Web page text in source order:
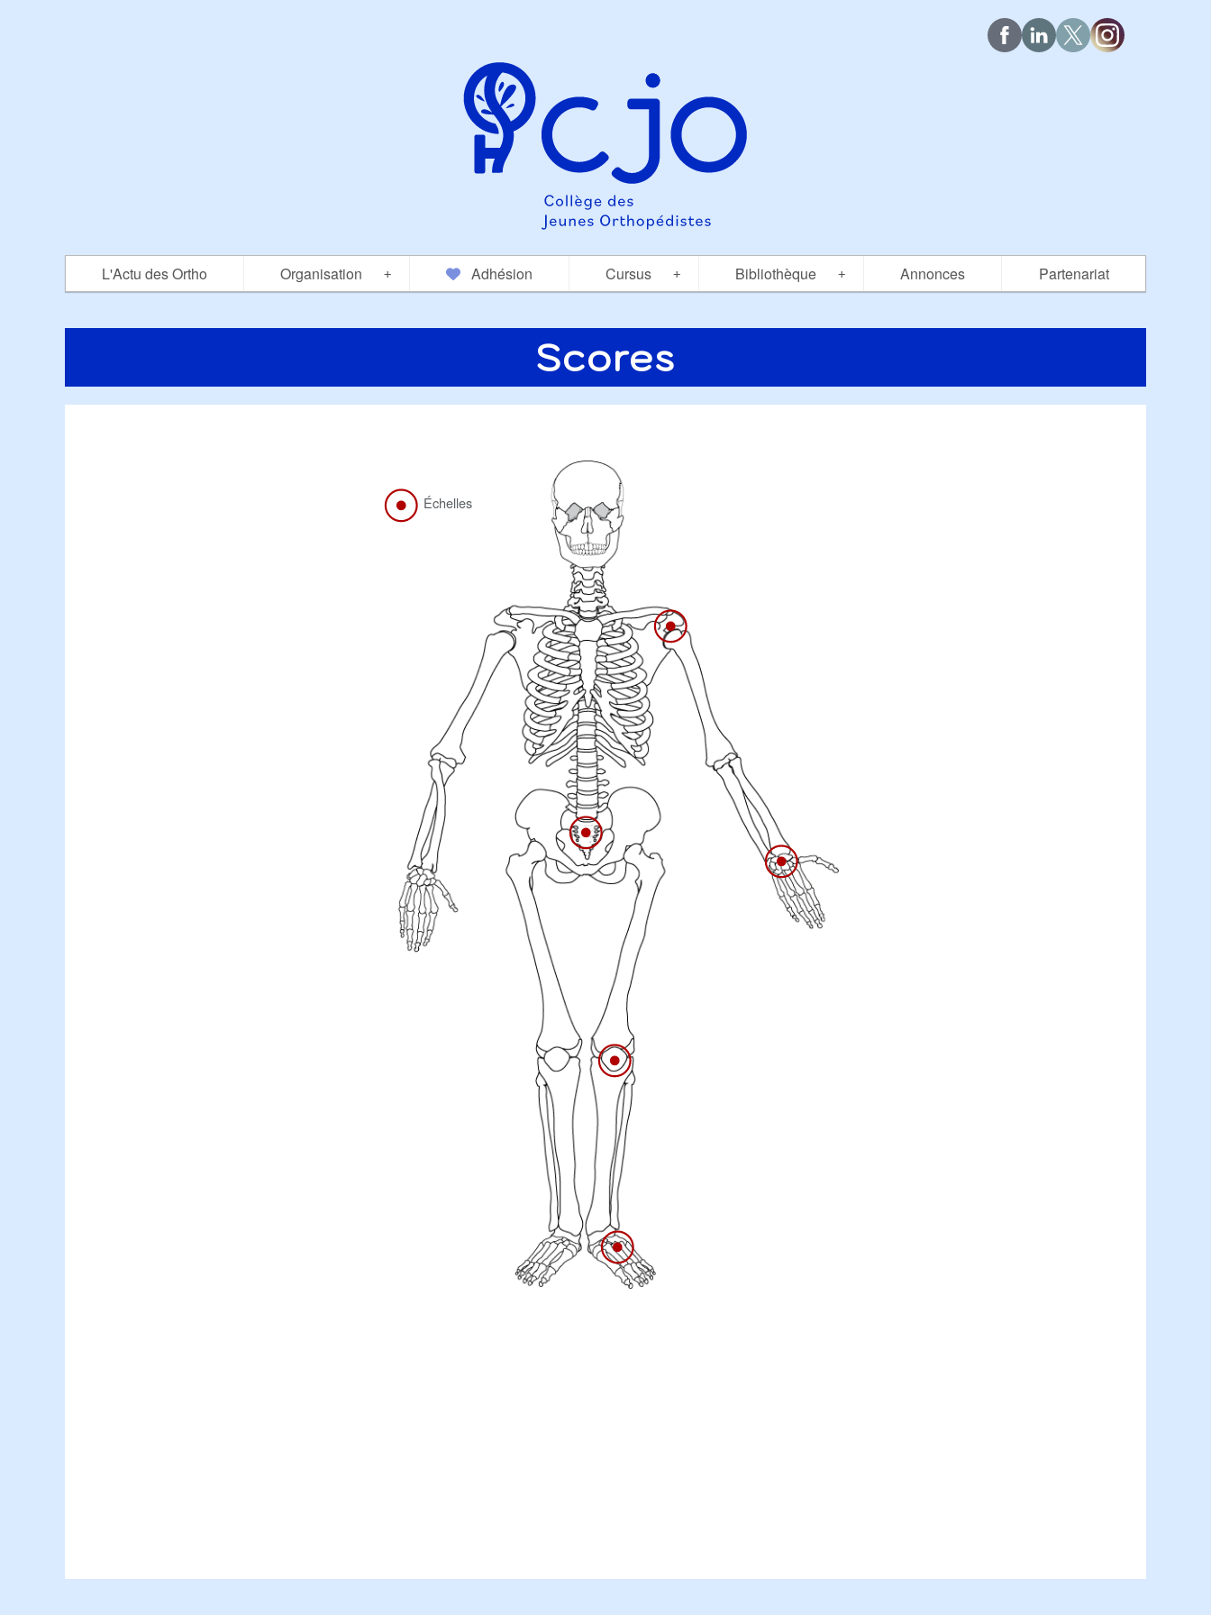
L'Actu des Ortho +
Organisation Adhésion +
Cursus +
Bibliothèque Annonces Partenariat
Scores
Échelles